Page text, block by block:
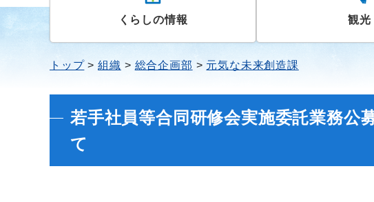
くらしの情報 観光
トップ 組織 総合企画部 元気な未来創造課
若手社員等合同研修会実施委託業務公
て